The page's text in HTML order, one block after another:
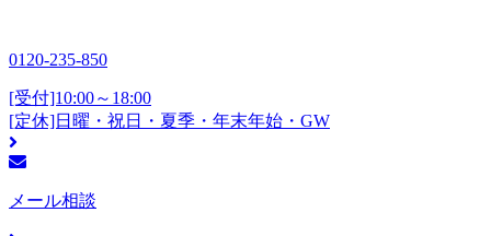
0120-235-850
[受付]10:00～18:00
[定休]日曜・祝日・夏季・年末年始・GW
メール相談